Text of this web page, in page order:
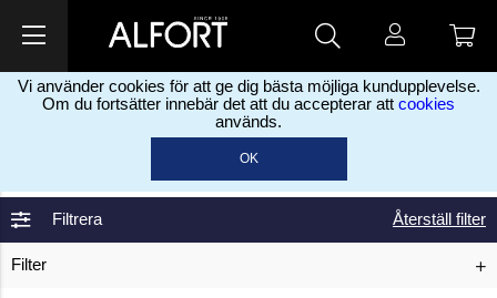
Vi använder cookies för att ge dig bästa möjliga kundupplevelse.
Om du fortsätter innebär det att du accepterar att cookies
används.
OK
Luftlös sprututrustning
Filtrera
Filter
Återställ filter